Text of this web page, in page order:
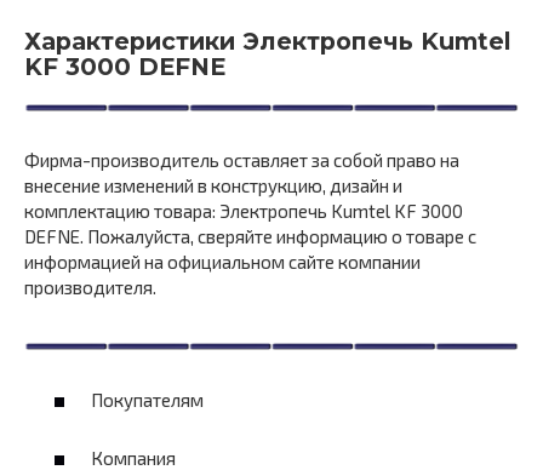
Характеристики Электропечь Kumtel
KF 3000 DEFNE
Фирма-производитель оставляет за собой право на
внесение изменений в конструкцию, дизайн и
комплектацию товара: Электропечь Kumtel KF 3000
DEFNE. Пожалуйста, сверяйте информацию о товаре с
информацией на официальном сайте компании
производителя.
Покупателям
Компания